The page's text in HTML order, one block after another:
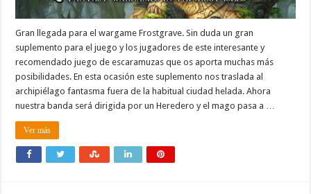
Gran llegada para el wargame Frostgrave. Sin duda un gran
suplemento para el juego y los jugadores de este interesante y
recomendado juego de escaramuzas que os aporta muchas más
posibilidades. En esta ocasión este suplemento nos traslada al
archipiélago fantasma fuera de la habitual ciudad helada. Ahora
nuestra banda será dirigida por un Heredero y el mago pasa a …
Ver más